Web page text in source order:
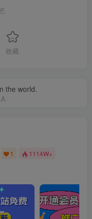
收藏
the world.
1 1114W+